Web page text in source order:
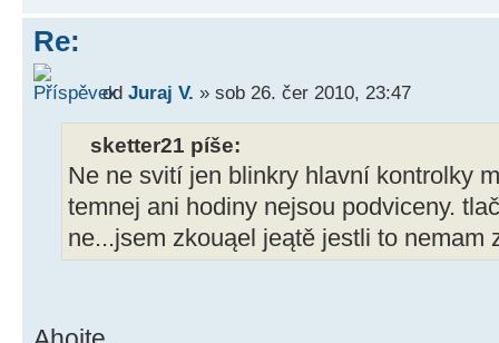
Re:
od Juraj V. » sob 26. čer 2010, 23:47
sketter21 píše:
Ne ne svití jen blinkry hlavní kontrolky
temnej ani hodiny nejsou podviceny.
ne...jsem zkouąel jeątě jestli to nemam